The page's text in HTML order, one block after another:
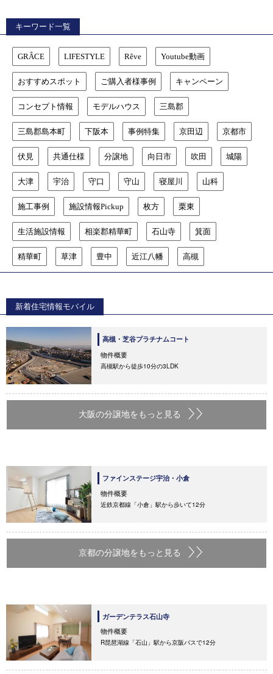
キーワード一覧
GRÂCE LIFESTYLE Rêve Youtube動画
おすすめスポット ご購入者様事例 キャンペーン
コンセプト情報 モデルハウス 三島郡
三島郡島本町 下阪本 事例特集 京田辺 京都市
伏見 共通仕様 分譲地 向日市 吹田 城陽
大津 宇治 守口 守山 寝屋川 山科
施工事例 施設情報Pickup 枚方 栗東
生活施設情報 相楽郡精華町 石山寺 箕面
精華町 草津 豊中 近江八幡 高槻
新着住宅情報モバイル
高槻・芝谷プラチナムコート
物件概要
高槻駅から徒歩10分の3LDK
大阪の分譲地をもっと見る
ファインステージ宇治・小倉
物件概要
近鉄京都線「小倉」駅から歩いて12分
京都の分譲地をもっと見る
ガーデンテラス石山寺
物件概要
R琵琶湖線「石山」駅から京阪バスで12分